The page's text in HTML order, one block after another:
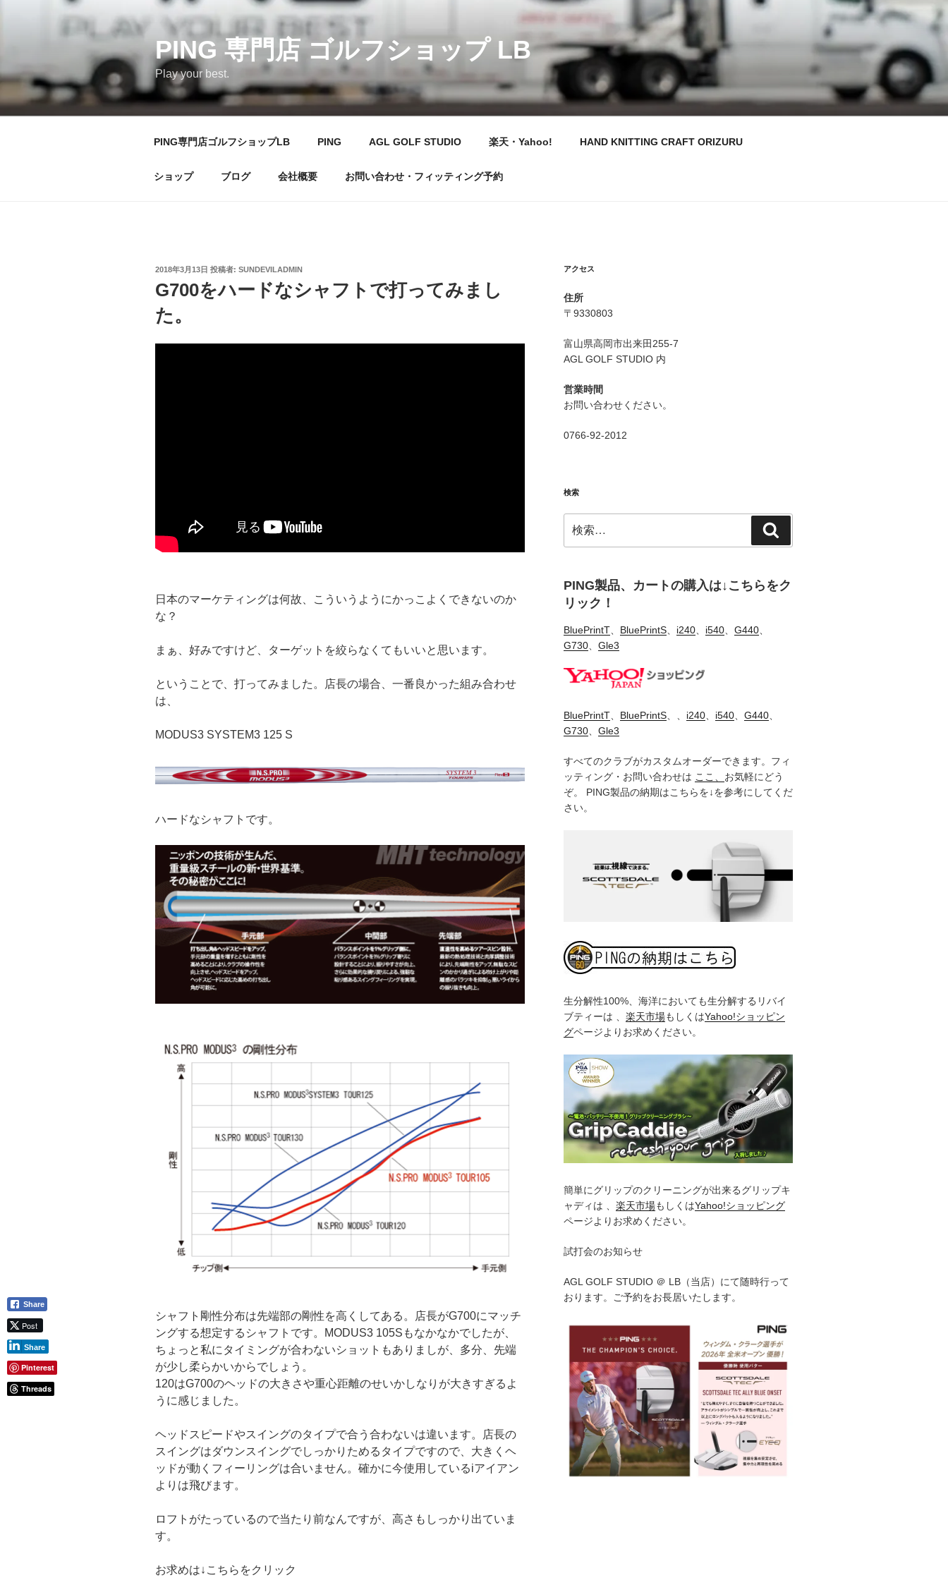
ツ
ス
PING 専門店 ゴルフショップ LB
Play your best.
PING専門店ゴルフショップLB PING AGL GOLF STUDIO 楽天・Yahoo! HAND KNITTING CRAFT ORIZURU
ショップ ブログ 会社概要 お問い合わせ・フィッティング予約
投
日:
2018年3月13日 投稿者: SUNDEVILADMIN
G700をハードなシャフトで打ってみまし
た。
日本のマーケティングは何故、こういうようにかっこよくできないのか
な？
まぁ、好みですけど、ターゲットを絞らなくてもいいと思います。
ということで、打ってみました。店長の場合、一番良かった組み合わせ
は、
MODUS3 SYSTEM3 125 S
ハードなシャフトです。
シャフト剛性分布は先端部の剛性を高くしてある。店長がG700にマッチ
ングする想定するシャフトです。MODUS3 105Sもなかなかでしたが、
ちょっと私にタイミングが合わないショットもありましが、多分、先端
が少し柔らかいからでしょう。
120はG700のヘッドの大きさや重心距離のせいかしなりが大きすぎるよ
うに感じました。
ヘッドスピードやスイングのタイプで合う合わないは違います。店長の
スイングはダウンスイングでしっかりためるタイプですので、大きくヘ
ッドが動くフィーリングは合いません。確かに今使用しているiアイアン
よりは飛びます。
ロフトがたっているので当たり前なんですが、高さもしっかり出ていま
す。
お求めは↓こちらをクリック
アクセス
住所
〒9330803
富山県高岡市出来田255-7
AGL GOLF STUDIO 内
営業時間
お問い合わせください。
0766-92-2012
検索
索:
索
PING製品、カートの購入は↓こちらをク
リック！
BluePrintT、 BluePrintS、 i240、 i540、 G440、
G730、 Gle3
BluePrintT、 BluePrintS、、 i240、 i540、 G440、
G730、 Gle3
すべてのクラブがカスタムオーダーできます。フィ
ッティング・お問い合わせは ここ、 お気軽にどう
ぞ。 PING製品の納期はこちらを↓を参考にしてくだ
さい。
生分解性100%、海洋においても生分解するリバイ
ブティーは 、 楽天市場もしくはYahoo!ショッピン
グページよりお求めください。
簡単にグリップのクリーニングが出来るグリップキ
ャディは 、 楽天市場もしくはYahoo!ショッピング
ページよりお求めください。
試打会のお知らせ
AGL GOLF STUDIO ＠ LB（当店）にて随時行って
おります。ご予約をお長居いたします。
Share
Post
Share
Pinterest
Threads